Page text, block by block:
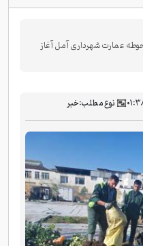
عمارت شهرداری آمل آغاز
نوع مطلب:خبر